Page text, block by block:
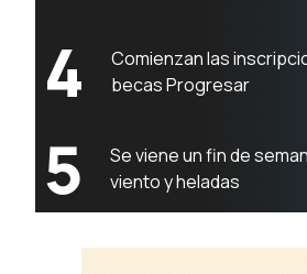
4
Comienzan las
becas Progresar
5
Se viene un fin de
viento y heladas